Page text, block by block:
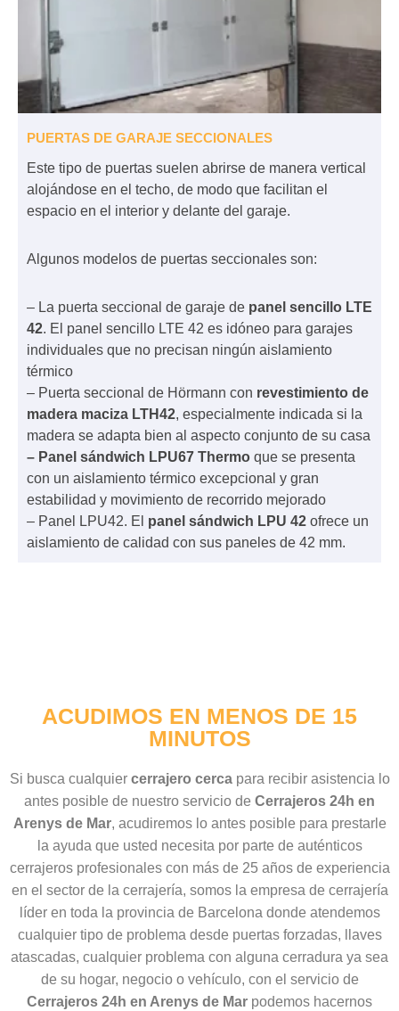
PUERTAS DE GARAJE SECCIONALES
Este tipo de puertas suelen abrirse de manera vertical
alojándose en el techo, de modo que facilitan el
espacio en el interior y delante del garaje.
Algunos modelos de puertas seccionales son:
– La puerta seccional de garaje de panel sencillo LTE
42. El panel sencillo LTE 42 es idóneo para garajes
individuales que no precisan ningún aislamiento
térmico
– Puerta seccional de Hörmann con revestimiento de
madera maciza LTH42, especialmente indicada si la
madera se adapta bien al aspecto conjunto de su casa
– Panel sándwich LPU67 Thermo que se presenta
con un aislamiento térmico excepcional y gran
estabilidad y movimiento de recorrido mejorado
– Panel LPU42. El panel sándwich LPU 42 ofrece un
aislamiento de calidad con sus paneles de 42 mm.
ACUDIMOS EN MENOS DE 15
MINUTOS
Si busca cualquier cerrajero cercapara recibir asistencia lo
antes posible de nuestro servicio de Cerrajeros 24h en
Arenys de Mar, acudiremos lo antes posible para prestarle
la ayuda que usted necesita por parte de auténticos
cerrajeros profesionales con más de 25 años de experiencia
en el sector de la cerrajería, somos la empresa de cerrajería
líder en toda la provincia de Barcelona donde atendemos
cualquier tipo de problema desde puertas forzadas, llaves
atascadas, cualquier problema con alguna cerradura ya sea
de su hogar, negocio o vehículo, con el servicio de
Cerrajeros 24h en Arenys de Mar podemos hacernos